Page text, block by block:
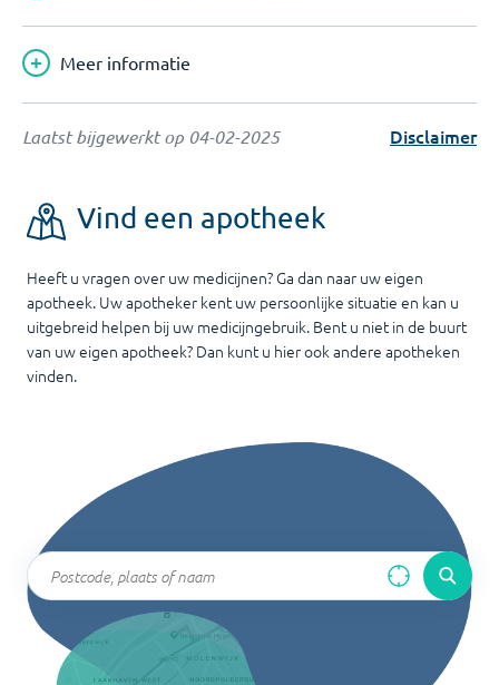
Meer informatie
Laatst bijgewerkt op 04-02-2025 Disclaimer
Vind een apotheek
Heeft u vragen over uw medicijnen? Ga dan naar uw eigen
apotheek. Uw apotheker kent uw persoonlijke situatie en kan u
uitgebreid helpen bij uw medicijngebruik. Bent u niet in de buurt
van uw eigen apotheek? Dan kunt u hier ook andere apotheken
vinden.